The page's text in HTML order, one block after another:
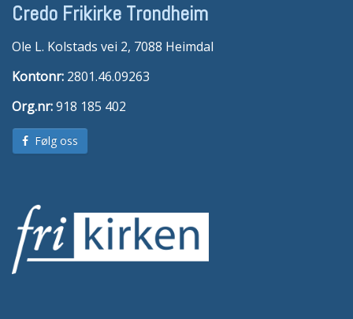
Credo Frikirke Trondheim
Ole L. Kolstads vei 2, 7088 Heimdal
Kontonr: 2801.46.09263
Org.nr:918 185 402
Følg oss